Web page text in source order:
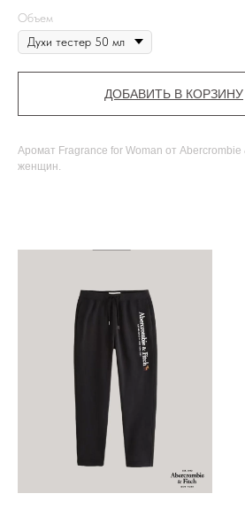
Объем
ДОБАВИТЬ В КОРЗИНУ
Аромат Fragrance for Woman от Abercrombie
женщин.